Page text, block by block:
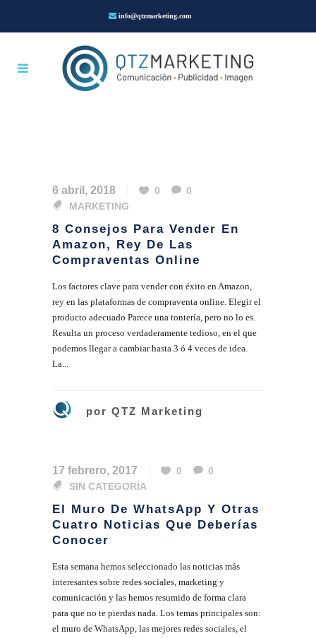
info@qtzmarketing.com
6 abril, 2018 0
0
MARKETING
8 Consejos Para Vender En
Amazon, Rey De Las
Compraventas Online
Los factores clave para vender con éxito en Amazon,
rey en las plataformas de compraventa online. Elegir el
producto adecuado Parece una tontería, pero no lo es.
Resulta un proceso verdaderamente tedioso, en el que
podemos llegar a cambiar hasta 3 ó 4 veces de idea.
La...
por QTZ Marketing
17 febrero, 2017 0
0
SIN CATEGORÍA
El Muro De WhatsApp Y Otras
Cuatro Noticias Que Deberías
Conocer
Esta semana hemos seleccionado las noticias más
interesantes sobre redes sociales, marketing y
comunicación y las hemos resumido de forma clara
para que no te pierdas nada. Los temas principales son:
el muro de WhatsApp, las mejores redes sociales, el